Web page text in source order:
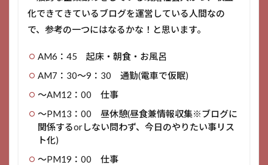
化できてきているブログを運営している人間なの
で、参考の一つにはなるかな！と思います。
AM6：45 起床・朝食・お風呂
AM7：30～9：30 通勤(電車で仮眠)
～AM12：00 仕事
～PM13：00 昼休憩(昼食兼情報収集※ブログに
関係するorしない問わず、今日のやりたい事リス
ト化)
～PM19：00 仕事